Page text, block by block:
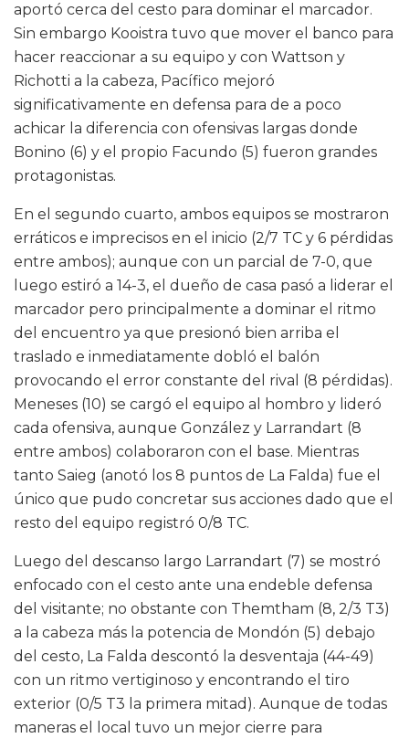
aportó cerca del cesto para dominar el marcador.
Sin embargo Kooistra tuvo que mover el banco para
hacer reaccionar a su equipo y con Wattson y
Richotti a la cabeza, Pacífico mejoró
significativamente en defensa para de a poco
achicar la diferencia con ofensivas largas donde
Bonino (6) y el propio Facundo (5) fueron grandes
protagonistas.
En el segundo cuarto, ambos equipos se mostraron
erráticos e imprecisos en el inicio (2/7 TC y 6 pérdidas
entre ambos); aunque con un parcial de 7-0, que
luego estiró a 14-3, el dueño de casa pasó a liderar el
marcador pero principalmente a dominar el ritmo
del encuentro ya que presionó bien arriba el
traslado e inmediatamente dobló el balón
provocando el error constante del rival (8 pérdidas).
Meneses (10) se cargó el equipo al hombro y lideró
cada ofensiva, aunque González y Larrandart (8
entre ambos) colaboraron con el base. Mientras
tanto Saieg (anotó los 8 puntos de La Falda) fue el
único que pudo concretar sus acciones dado que el
resto del equipo registró 0/8 TC.
Luego del descanso largo Larrandart (7) se mostró
enfocado con el cesto ante una endeble defensa
del visitante; no obstante con Themtham (8, 2/3 T3)
a la cabeza más la potencia de Mondón (5) debajo
del cesto, La Falda descontó la desventaja (44-49)
con un ritmo vertiginoso y encontrando el tiro
exterior (0/5 T3 la primera mitad). Aunque de todas
maneras el local tuvo un mejor cierre para